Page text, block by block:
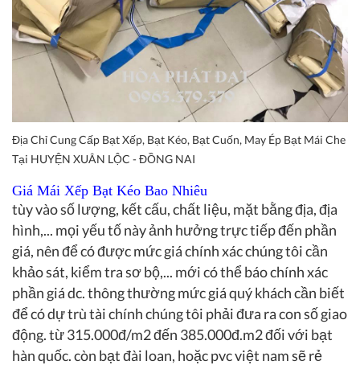
Địa Chỉ Cung Cấp Bạt Xếp, Bạt Kéo, Bạt Cuốn, May Ép Bạt Mái Che
Tại HUYỆN XUÂN LỘC - ĐỒNG NAI
Giá Mái Xếp Bạt Kéo Bao Nhiêu
tùy vào số lượng, kết cấu, chất liệu, mặt bằng địa, địa
hình,... mọi yếu tố này ảnh hưởng trực tiếp đến phần
giá, nên để có được mức giá chính xác chúng tôi cần
khảo sát, kiểm tra sơ bộ,... mới có thể báo chính xác
phần giá dc. thông thường mức giá quý khách cần biết
để có dự trù tài chính chúng tôi phải đưa ra con số giao
động. từ 315.000đ/m2 đến 385.000đ.m2 đối với bạt
hàn quốc. còn bạt đài loan, hoặc pvc việt nam sẽ rẻ